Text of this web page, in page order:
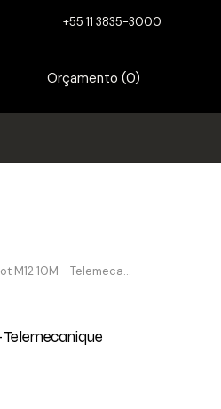
+55 11 3835-3000
Orçamento (0)
Cabo Femea Cot M12 10M - Telemecanique XZCPV1241L10